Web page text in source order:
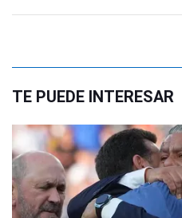
TE PUEDE INTERESAR